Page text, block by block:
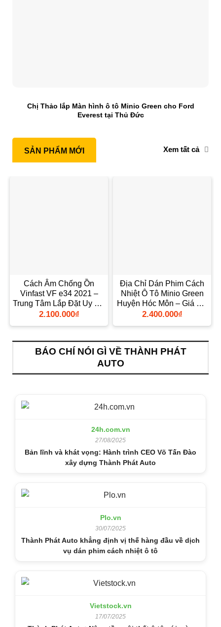
Chị Thảo lắp Màn hình ô tô Minio Green cho Ford
Everest tại Thủ Đức
SẢN PHẨM MỚI Xem tất cả
Cách Âm Chống Ồn
Vinfast VF e34 2021 –
Trung Tâm Lắp Đặt Uy Tín
TPHCM
2.100.000₫
Địa Chỉ Dán Phim Cách
Nhiệt Ô Tô Minio Green
Huyện Hóc Môn – Giá Tốt
TPHCM
2.400.000₫
BÁO CHÍ NÓI GÌ VỀ THÀNH PHÁT
AUTO
24h.com.vn
27/08/2025
Bản lĩnh và khát vọng: Hành trình CEO Võ Tấn Đào
xây dựng Thành Phát Auto
Plo.vn
30/07/2025
Thành Phát Auto khẳng định vị thế hàng đầu về dịch
vụ dán phim cách nhiệt ô tô
Vietstock.vn
17/07/2025